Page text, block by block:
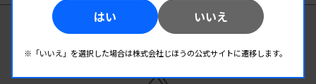
臨床検査の総合情報サイト
はい いいえ
※「いいえ」を選択した場合は株式会社じほうの公式サイトに遷移します。